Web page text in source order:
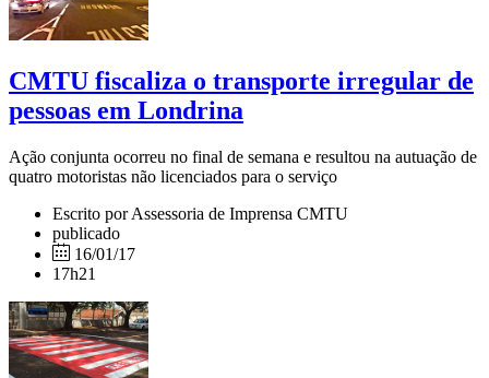
CMTU fiscaliza o transporte irregular de
pessoas em Londrina
Ação conjunta ocorreu no final de semana e resultou na autuação de
quatro motoristas não licenciados para o serviço
Escrito por Assessoria de Imprensa CMTU
publicado
16/01/17
17h21